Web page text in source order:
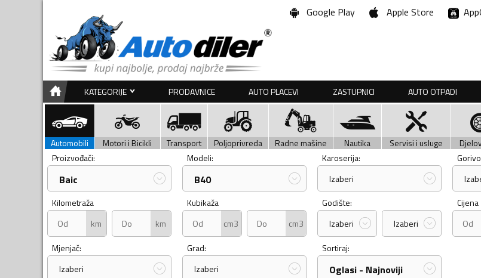
Google Play Apple Store
KATEGORIJE PRODAVNICE AUTO PLACEVI ZASTUPNICI AUTO OTPADI
Automobili Motori i Bicikli Transport Poljoprivreda Radne mašine Nautika Servisi i usluge
Proizvođači:
Baic
Modeli:
B40
Karoserija:
Izaberi
Kilometraža
km
km
Kubikaža
cm3
cm3
Godište:
Izaberi
Izaberi
Cijena
Mjenjač:
Izaberi
Grad:
Izaberi
Sortiraj:
Oglasi - Najnoviji